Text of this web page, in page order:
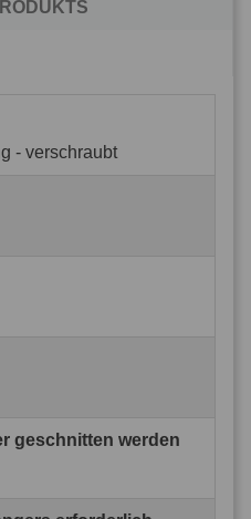
- verschraubt
geschnitten werden